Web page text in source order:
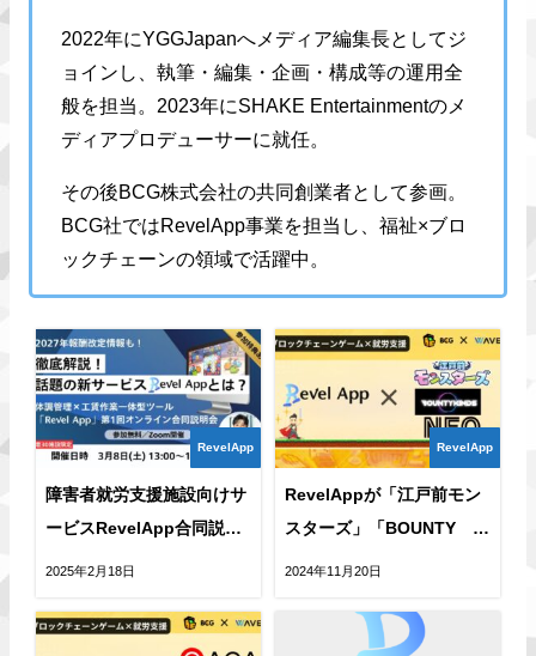
2022年にYGGJapanへメディア編集長としてジ
ョインし、執筆・編集・企画・構成等の運用全
般を担当。2023年にSHAKE Entertainmentのメ
ディアプロデューサーに就任。
その後BCG株式会社の共同創業者として参画。
BCG社ではRevelApp事業を担当し、福祉×ブロ
ックチェーンの領域で活躍中。
RevelApp
障害者就労支援施設向けサ
ービスRevelApp合同説明
2025年2月18日
RevelApp
RevelAppが「江戸前モン
スターズ」「BOUNTY
2024年11月20日